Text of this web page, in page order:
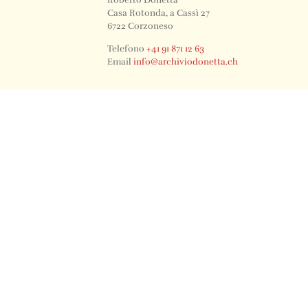
Casa Rotonda, a Cassì 27
6722 Corzoneso
Telefono+41 91 871 12 63
Emailinfo@archiviodonetta.ch